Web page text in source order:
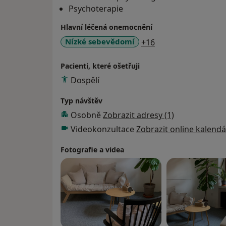
only via a message or call at +420 770 642
barbora@neveshlavu.cz, in person at the
existing reservation through the booking
it to a different date and time). By making
Psychoterapie
Hlavní léčená onemocnění
Nízké sebevědomí +16
Pacienti, které ošetřuji
Dospělí
Typ návštěv
Osobně Zobrazit adresy (1)
Videokonzultace Zobrazit online
Fotografie a videa